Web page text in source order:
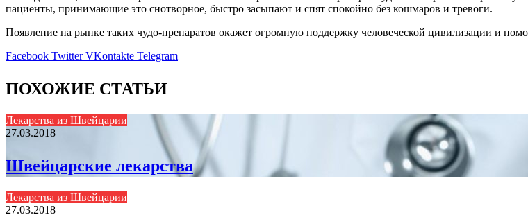
пациенты, принимающие это снотворное, быстро засыпают и спят спокойно без кошмаров и тревоги.
Появление на рынке таких чудо-препаратов окажет огромную поддержку человеческой цивилизации и
Facebook Twitter VKontakte Telegram
ПОХОЖИЕ СТАТЬИ
Лекарства из Швейцарии
27.03.2018
Швейцарские лекарства
Лекарства из Швейцарии
27.03.2018